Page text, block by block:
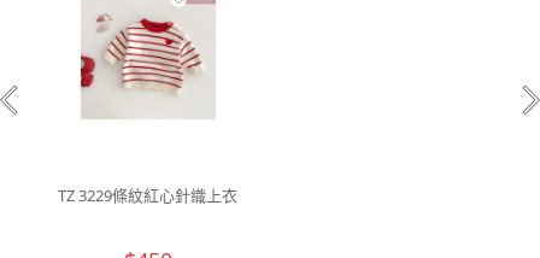
TZ 3229條紋紅心針織上衣